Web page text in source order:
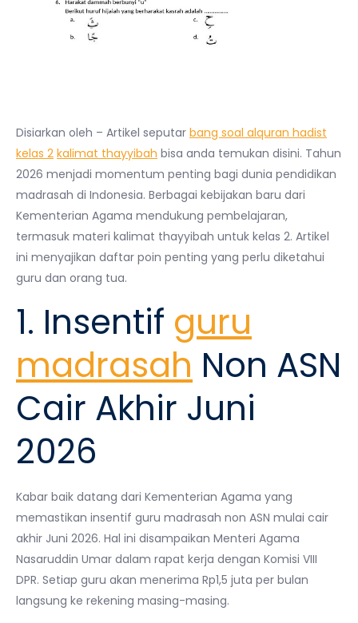
Disiarkan oleh – Artikel seputar bang soal alquran hadist
kelas 2 kalimat thayyibah bisa anda temukan disini. Tahun
2026 menjadi momentum penting bagi dunia pendidikan
madrasah di Indonesia. Berbagai kebijakan baru dari
Kementerian Agama mendukung pembelajaran,
termasuk materi kalimat thayyibah untuk kelas 2. Artikel
ini menyajikan daftar poin penting yang perlu diketahui
guru dan orang tua.
1. Insentif guru
madrasah Non ASN
Cair Akhir Juni
2026
Kabar baik datang dari Kementerian Agama yang
memastikan insentif guru madrasah non ASN mulai cair
akhir Juni 2026. Hal ini disampaikan Menteri Agama
Nasaruddin Umar dalam rapat kerja dengan Komisi VIII
DPR. Setiap guru akan menerima Rp1,5 juta per bulan
langsung ke rekening masing-masing.